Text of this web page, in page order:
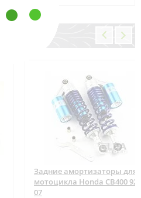
Задние амортизаторы для
мотоцикла Honda CB400 92-
07